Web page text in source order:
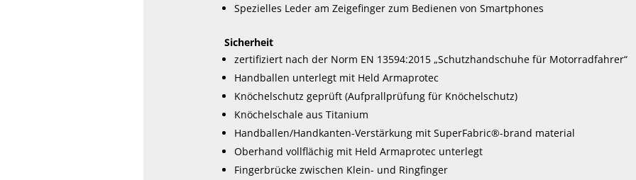
Spezielles Leder am Zeigefinger zum Bedienen von Smartphones
Sicherheit
zertifiziert nach der Norm EN 13594:2015 „Schutzhandschuhe für Motorradfahrer“
Handballen unterlegt mit Held Armaprotec
Knöchelschutz geprüft (Aufprallprüfung für Knöchelschutz)
Knöchelschale aus Titanium
Handballen/Handkanten-Verstärkung mit SuperFabric®-brand material
Oberhand vollflächig mit Held Armaprotec unterlegt
Fingerbrücke zwischen Klein- und Ringfinger